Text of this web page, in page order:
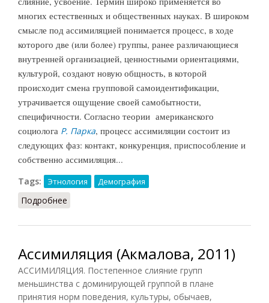
многих естественных и общественных науках. В широком
смысле под ассимиляцией понимается процесс, в ходе
которого две (или более) группы, ранее различающиеся
внутренней организацией, ценностными ориентациями,
культурой, создают новую общность, в которой
происходит смена групповой самоидентификации,
утрачивается ощущение своей самобытности,
специфичности. Согласно теории американского
социолога Р. Парка, процесс ассимиляции состоит из
следующих фаз: контакт, конкуренция, приспособление и
собственно ассимиляция...
Tags: Этнология Демография
Подробнее
Ассимиляция (Акмалова, 2011)
АССИМИЛЯЦИЯ. Постепенное слияние групп
меньшинства с доминирующей группой в плане
принятия норм поведения, культуры, обычаев,